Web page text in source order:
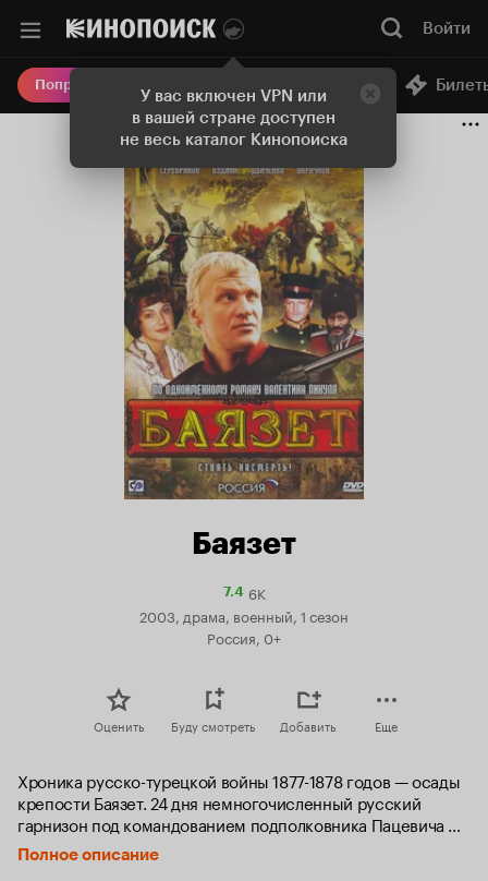
У вас включен VPN или
в вашей стране доступен
не весь каталог Кинопоиска
Войти
Попробовать Плюс Онлайн-кинотеатр
Баязет
7.4Рейтинг
Кинопоиска
6K
2003, драма, военный, 1 сезон
Россия, 0+
Оценить Буду смотреть Добавить Еще
Хроника русско-турецкой войны 1877-1878 годов — осады
крепости Баязет. 24 дня немногочисленный русский
гарнизон под командованием подполковника Пацевича
мучается от голода и жажды, утопает в крови, но не отдает
крепости вражеским войскам. На фоне трагедии, среди
Полное описание